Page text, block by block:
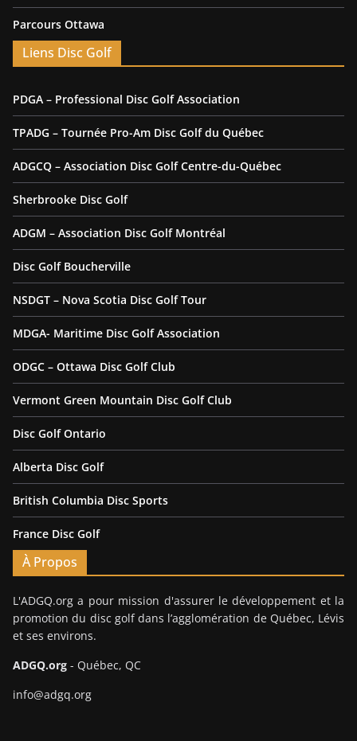
Parcours Ottawa
Liens Disc Golf
PDGA – Professional Disc Golf Association
TPADG – Tournée Pro-Am Disc Golf du Québec
ADGCQ – Association Disc Golf Centre-du-Québec
Sherbrooke Disc Golf
ADGM – Association Disc Golf Montréal
Disc Golf Boucherville
NSDGT – Nova Scotia Disc Golf Tour
MDGA- Maritime Disc Golf Association
ODGC – Ottawa Disc Golf Club
Vermont Green Mountain Disc Golf Club
Disc Golf Ontario
Alberta Disc Golf
British Columbia Disc Sports
France Disc Golf
À Propos
L'ADGQ.org a pour mission d'assurer le développement et la
promotion du disc golf dans l’agglomération de Québec, Lévis
et ses environs.
ADGQ.org - Québec, QC
info@adgq.org